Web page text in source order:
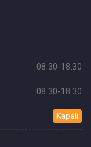
08:30-18:30
08:30-18:30
Kapalı